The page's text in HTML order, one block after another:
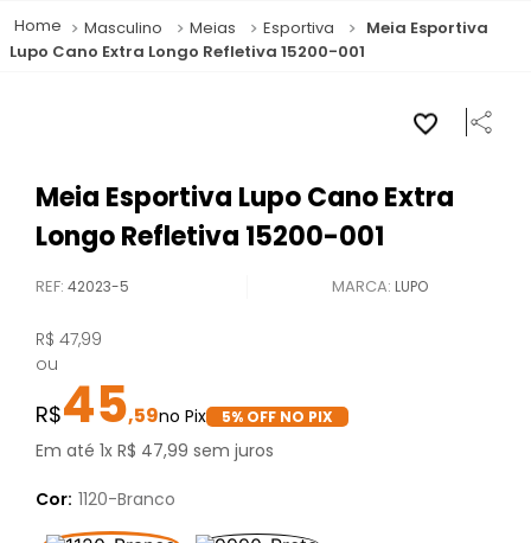
Masculino Meias Esportiva
Meia Esportiva
Lupo Cano Extra Longo Refletiva 15200-001
Meia Esportiva Lupo Cano Extra
Longo Refletiva 15200-001
REF:42023-5 LUPO
R$ 47,99
ou
45,59 5% OFF NO PIX
Em até1xR$ 47,99 sem juros
Cor: 1120-Branco